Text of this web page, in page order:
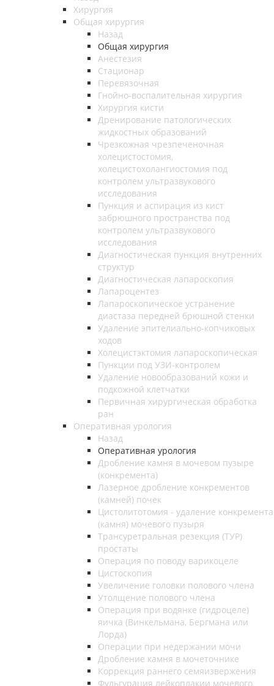
Хирургия
Общая хирургия
Назад
Общая хирургия
Анестезия
Стационар
Перевязочная
Гнойно-воспалительная хирургия
Хирургия кисти
Дренирование патологических
жидкостных образований
Чрезкожная чрезпеченочная
холецистостомия,
холецистохолангиостомия под
контролем ультразвукового
исследования
Пункция и аспирация из кист
забрюшного пространства под
контролем ультразвукового
исследования
Диагностическая пункция внутренних
структур
Диагностическая лапароскопия
Лапароцентез
Лапароскопическое устранение
диастаза передней брюшной стенки
Удаление эпителиально-копчиковых
ходов
Холецистэктомия лапароскопическая
Пункции под УЗИ-контролем
Удаление новообразований кожи и
подкожной клетчатки
Первичная хирургическая обработка
ран
Оперативная урология
Назад
Оперативная урология
Дробление камня в мочевом пузыре
(конкремента)
Лазерное дробление конкрементов
(камней) почек
Цистолитотомия - удаление конкремента
(камня) мочевого пузыря
Трансуретральная резекция (ТУР)
простаты
Операция по поводу варикоцеле
Цистоскопия
Увеличение головки полового члена
Утолщение полового члена
Операция при водянке (гидроцеле)
яичка (Винкельмана, Бергмана или
Лорда)
Операции при недержании мочи
Дробление камня в мочеточнике
Коррекция раннего семяизвержения
Фульгурация лейкоплакии мочевого